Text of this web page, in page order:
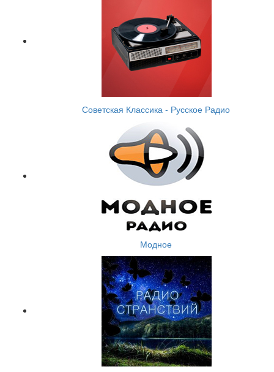
Советская Классика - Русское Радио
Модное